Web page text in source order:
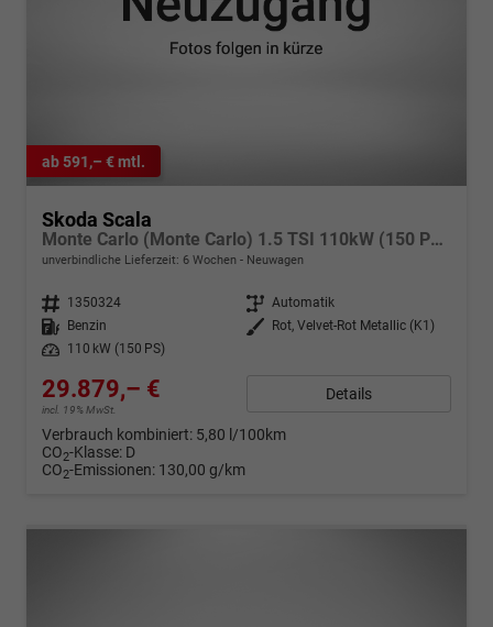
ab 591,– € mtl.
Skoda Scala
Monte Carlo (Monte Carlo) 1.5 TSI 110kW (150 PS) 7-Gang DSG
unverbindliche Lieferzeit: 6 Wochen Neuwagen
Fahrzeugnr. 1350324 Getriebe Automatik
Kraftstoff
Benzin Außenfarbe
Rot, Velvet-Rot Metallic (K1)
Leistung
110 kW (150 PS)
29.879,– €
incl. 19% MwSt.
Details
Verbrauch kombiniert: 5,80 l/100km
CO2-Klasse: D
CO2-Emissionen: 130,00 g/km